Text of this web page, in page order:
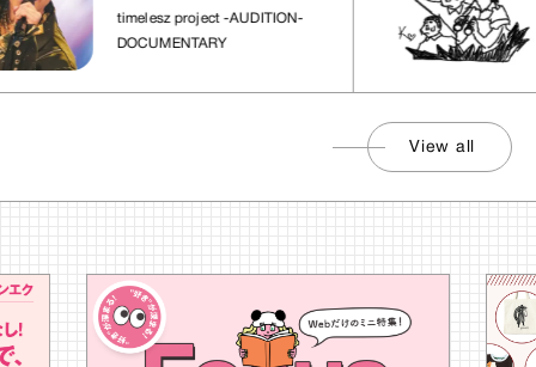
timelesz project -AUDITION-
DOCUMENTARY
View all